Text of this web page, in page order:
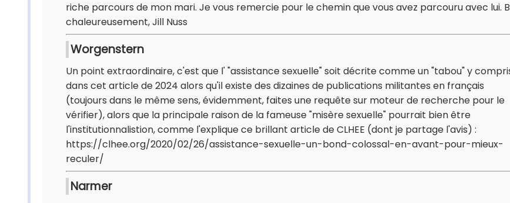
riche parcours de mon mari. Je vous remercie pour le chemin que vous avez parcouru avec lui.
chaleureusement, Jill Nuss
Worgenstern
Un point extraordinaire, c'est que l' "assistance sexuelle" soit décrite comme un "tabou" y
dans cet article de 2024 alors qu'il existe des dizaines de publications militantes en français
(toujours dans le même sens, évidemment, faites une requête sur moteur de recherche pour le
vérifier), alors que la principale raison de la fameuse "misère sexuelle" pourrait bien être
l'institutionnalistion, comme l'explique ce brillant article de CLHEE (dont je partage l'avis) :
https://clhee.org/2020/02/26/assistance-sexuelle-un-bond-colossal-en-avant-pour-mieux-
reculer/
Narmer